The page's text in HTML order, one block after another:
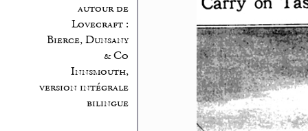
autour de
Lovecraft :
Bierce, Dunsany
& Co
Innsmouth,
version intégrale
bilingue